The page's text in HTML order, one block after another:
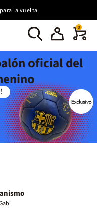
la vuelta
0
oficial del